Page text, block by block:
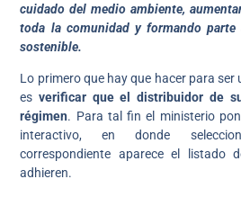
cuidado del medio ambiente,
toda la comunidad y formando
sostenible.
Lo primero que hay que hacer para
esverificar que el distribuidor de
régimen. Para tal fin el ministerio
interactivo, en donde
correspondiente aparece el listado
adhieren.